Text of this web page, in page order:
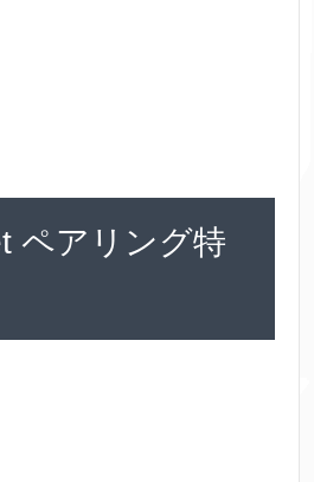
ペアリング特